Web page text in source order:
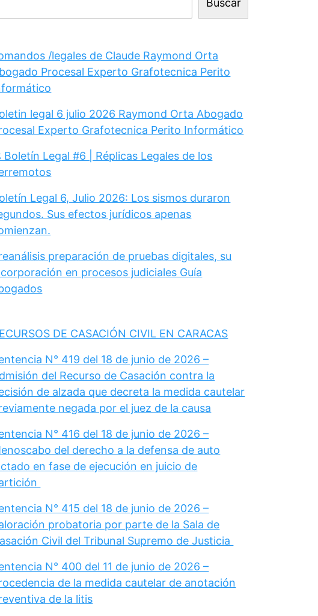
Buscar
/legales de Claude Raymond Orta
Procesal Experto Grafotecnica Perito
legal 6 julio 2026 Raymond Orta Abogado
Experto Grafotecnica Perito Informático
Legal #6 | Réplicas Legales de los
Legal 6, Julio 2026: Los sismos duraron
Sus efectos jurídicos apenas
preparación de pruebas digitales, su
en procesos judiciales Guía
DE CASACIÓN CIVIL EN CARACAS
N° 419 del 18 de junio de 2026 –
del Recurso de Casación contra la
de alzada que decreta la medida cautelar
negada por el juez de la causa
N° 416 del 18 de junio de 2026 –
del derecho a la defensa de auto
en fase de ejecución en juicio de
N° 415 del 18 de junio de 2026 –
probatoria por parte de la Sala de
Civil del Tribunal Supremo de Justicia
N° 400 del 11 de junio de 2026 –
de la medida cautelar de anotación
de la litis